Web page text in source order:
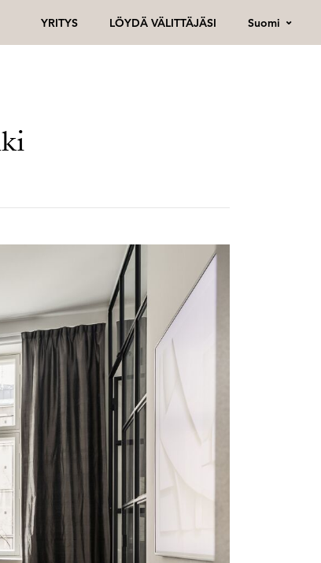
YRITYS LÖYDÄ VÄLITTÄJÄSI Suomi